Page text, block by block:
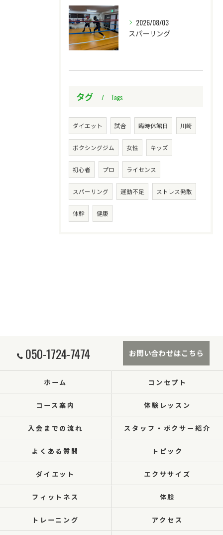
2026/08/03
スパーリング
タグ Tags
ダイエット 試合 臨時休館日 川崎
ボクシングジム 女性 キッズ
初心者 プロ ライセンス
スパーリング 運動不足 ストレス発散
体幹 健康
050-1724-7474 お問い合わせはこちら
ホーム コンセプト
コース案内 体験レッスン
入会までの流れ スタッフ・ボクサー紹介
よくある質問 トピック
ダイエット エクササイズ
フィットネス 体験
トレーニング アクセス